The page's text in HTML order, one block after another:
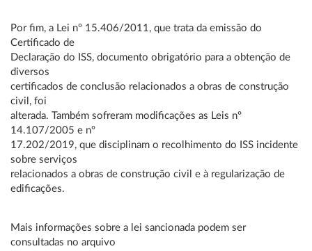
Por fim, a Lei nº 15.406/2011, que trata da emissão do
Certificado de
Declaração do ISS, documento obrigatório para a obtenção de
diversos
certificados de conclusão relacionados a obras de construção
civil, foi
alterada. Também sofreram modificações as Leis nº
14.107/2005 e nº
17.202/2019, que disciplinam o recolhimento do ISS incidente
sobre serviços
relacionados a obras de construção civil e à regularização de
edificações.
Mais informações sobre a lei sancionada podem ser
consultadas no arquivo